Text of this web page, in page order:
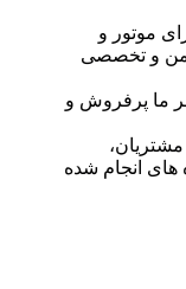
موتور و
و تخصصی
ما پرفروش و
های انجام‌ شده